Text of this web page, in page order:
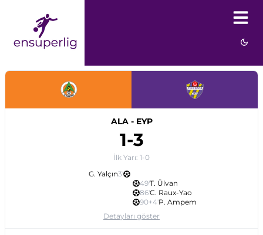
ALA- EYP
1-3
İlk Yarı: 1-0
G. Yalçın3'
49'T. Ülvan
86'C. Raux-Yao
90+4'P. Ampem
Detayları göster